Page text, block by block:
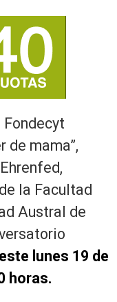
de mama”,
la Facultad
Austral de
lunes 19 de
horas.